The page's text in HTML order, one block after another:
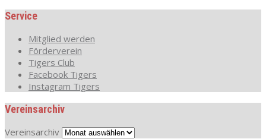
Service
Mitglied werden
Förderverein
Tigers Club
Facebook Tigers
Instagram Tigers
Vereinsarchiv
Vereinsarchiv